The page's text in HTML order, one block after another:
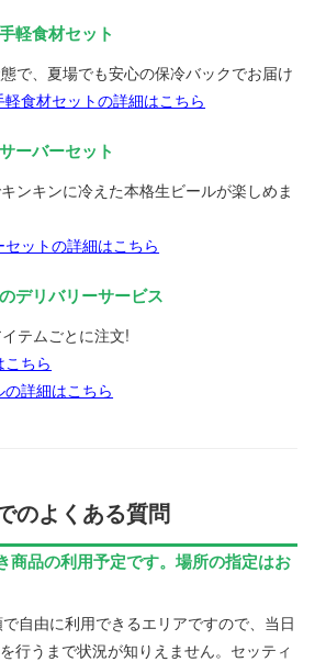
軽食材セット
で、夏場でも安心の保冷バックでお届け
食材セットの詳細はこちら
ーバーセット
ンキンに冷えた本格生ビールが楽しめま
ットの詳細はこちら
デリバリーサービス
テムごとに注文!
ちら
詳細はこちら
のよくある質問
商品の利用予定です。場所の指定はお
自由に利用できるエリアですので、当日
行うまで状況が知りえません。セッティ